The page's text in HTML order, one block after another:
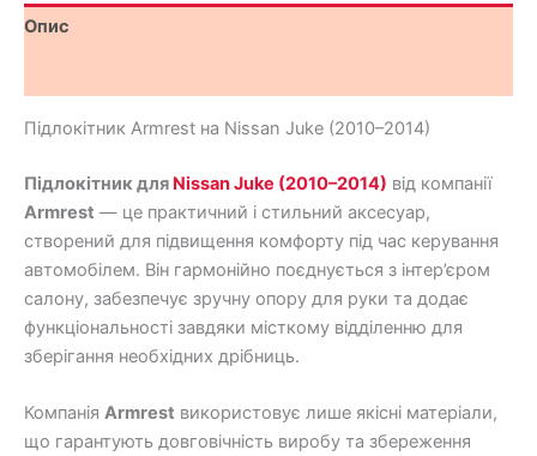
Опис
Підлокітник Armrest на Nissan Juke (2010–2014)
Підлокітник для Nissan Juke (2010–2014) від компанії
Armrest — це практичний і стильний аксесуар,
створений для підвищення комфорту під час керування
автомобілем. Він гармонійно поєднується з інтер’єром
салону, забезпечує зручну опору для руки та додає
функціональності завдяки місткому відділенню для
зберігання необхідних дрібниць.
Компанія Armrest використовує лише якісні матеріали,
що гарантують довговічність виробу та збереження